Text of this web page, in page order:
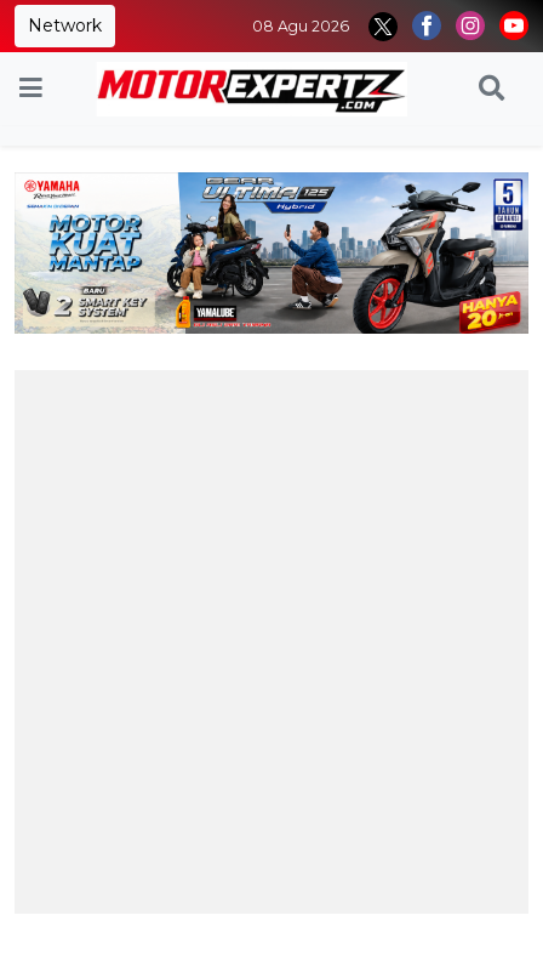
Network 08 Agu 2026